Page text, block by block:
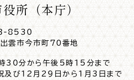
所（本庁）
8530
雲市今市町70番地
30分から午後5時15分まで
祝及び12月29日から1月3日まで